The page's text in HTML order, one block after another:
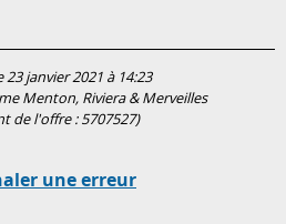
23 janvier 2021 à 14:23
Menton, Riviera & Merveilles
de l'offre :5707527)
une erreur